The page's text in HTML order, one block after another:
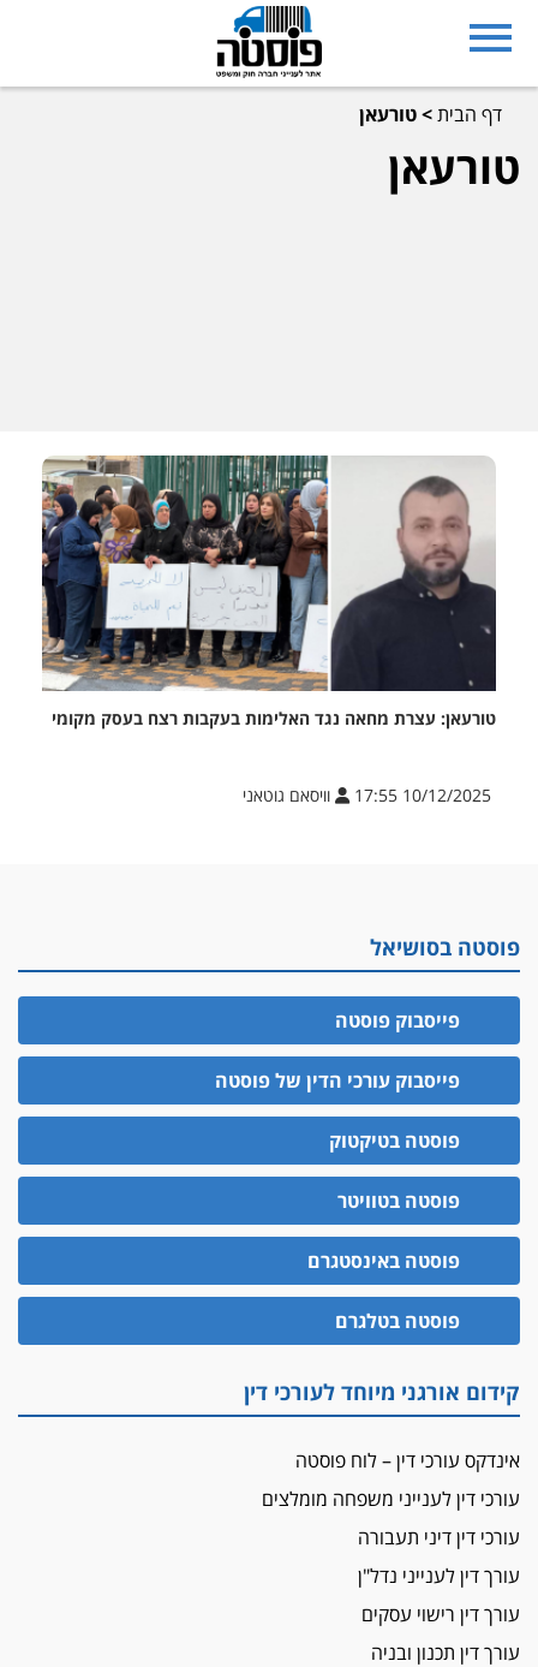
דף הבית>טורעאן
טורעאן
טורעאן: עצרת מחאה נגד האלימות בעקבות רצח בעסק מקומי
10/12/2025 17:55 וויסאם גוטאני
פוסטה בסושיאל
פייסבוק פוסטה
פייסבוק עורכי הדין של פוסטה
פוסטה בטיקטוק
פוסטה בטוויטר
פוסטה באינסטגרם
פוסטה בטלגרם
קידום אורגני מיוחד לעורכי דין
אינדקס עורכי דין – לוח פוסטה
עורכי דין לענייני משפחה מומלצים
עורכי דין דיני תעבורה
עורך דין לענייני נדל"ן
עורך דין רישוי עסקים
עורך דין תכנון ובניה